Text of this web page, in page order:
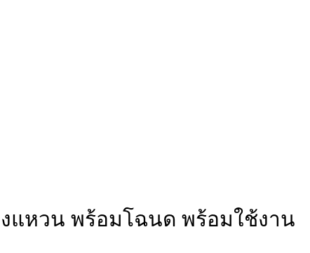
แหวน พร้อมโฉนด พร้อมใช้งาน